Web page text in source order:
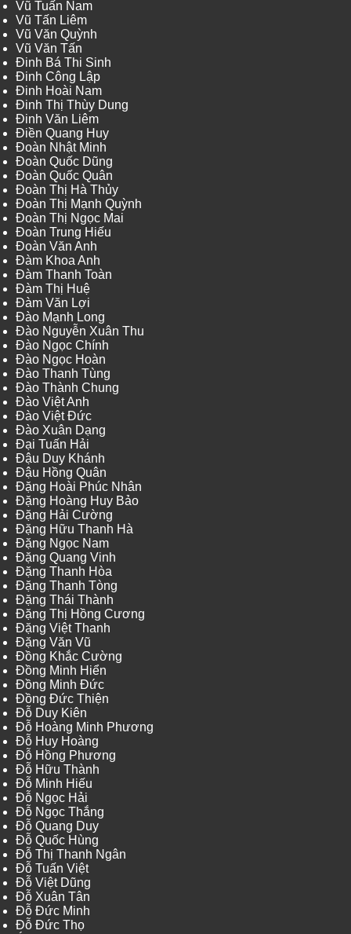
Vũ Tuấn Nam
Vũ Tấn Liêm
Vũ Văn Quỳnh
Vũ Văn Tấn
Đinh Bá Thi Sinh
Đinh Công Lập
Đinh Hoài Nam
Đinh Thị Thùy Dung
Đinh Văn Liêm
Điền Quang Huy
Đoàn Nhật Minh
Đoàn Quốc Dũng
Đoàn Quốc Quân
Đoàn Thị Hà Thủy
Đoàn Thị Mạnh Quỳnh
Đoàn Thị Ngọc Mai
Đoàn Trung Hiếu
Đoàn Văn Anh
Đàm Khoa Anh
Đàm Thanh Toàn
Đàm Thị Huệ
Đàm Văn Lợi
Đào Mạnh Long
Đào Nguyễn Xuân Thu
Đào Ngọc Chính
Đào Ngọc Hoàn
Đào Thanh Tùng
Đào Thành Chung
Đào Việt Anh
Đào Việt Đức
Đào Xuân Dạng
Đại Tuấn Hải
Đậu Duy Khánh
Đậu Hồng Quân
Đặng Hoài Phúc Nhân
Đặng Hoàng Huy Bảo
Đặng Hải Cường
Đặng Hữu Thanh Hà
Đặng Ngọc Nam
Đặng Quang Vinh
Đặng Thanh Hòa
Đặng Thanh Tòng
Đặng Thái Thành
Đặng Thị Hồng Cương
Đặng Việt Thanh
Đặng Văn Vũ
Đồng Khắc Cường
Đồng Minh Hiển
Đồng Minh Đức
Đồng Đức Thiện
Đỗ Duy Kiên
Đỗ Hoàng Minh Phương
Đỗ Huy Hoàng
Đỗ Hồng Phương
Đỗ Hữu Thành
Đỗ Minh Hiếu
Đỗ Ngọc Hải
Đỗ Ngọc Thắng
Đỗ Quang Duy
Đỗ Quốc Hùng
Đỗ Thị Thanh Ngân
Đỗ Tuấn Việt
Đỗ Việt Dũng
Đỗ Xuân Tân
Đỗ Đức Minh
Đỗ Đức Thọ